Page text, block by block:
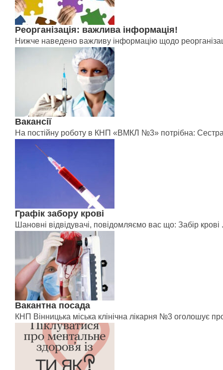
Реорганізація: важлива інформація!
Нижче наведено важливу інформацію щодо
Вакансії
На постійну роботу в КНП «ВМКЛ №3» потрібна:
Графік забору крові
Шановні відвідувачі, повідомляємо вас що: Забір крові
Вакантна посада
КНП Вінницька міська клінічна лікарня №3 оголошує